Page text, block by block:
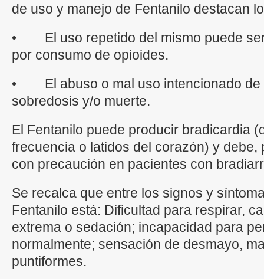
de uso y manejo de Fentanilo destacan
• El uso repetido del mismo puede
por consumo de opioides.
• El abuso o mal uso intencionado de
sobredosis y/o muerte.
El Fentanilo puede producir bradicardia
frecuencia o latidos del corazón) y debe,
con precaución en pacientes con
Se recalca que entre los signos y
Fentanilo está: Dificultad para respirar,
extrema o sedación; incapacidad para
normalmente; sensación de desmayo,
puntiformes.